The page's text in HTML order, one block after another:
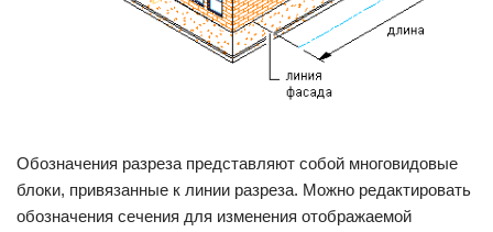
Обозначения разреза представляют собой многовидовые
блоки, привязанные к линии разреза. Можно редактировать
обозначения сечения для изменения отображаемой